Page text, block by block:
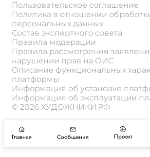
Пользовательское соглашение
Политика в отношении
персональных данных
Состав экспертного совета
Правила модерации
Правила рассмотрения
нарушении прав на ОИС
Описание функциональных
платформы
Информация об установке
Информация об эксплуатации
© 2026 ХУДОЖНИКИ.РФ
Главная Сообщения Проект